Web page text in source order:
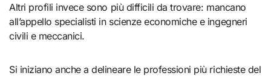
Altri profili invece sono più difficili da trovare: mancano
all’appello specialisti in scienze economiche e ingegneri
civili e meccanici.
Si iniziano anche a delineare le professioni più richieste del